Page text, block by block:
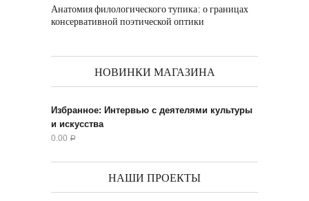
Анатомия филологического тупика: о границах
консервативной поэтической оптики
НОВИНКИ МАГАЗИНА
Избранное: Интервью с деятелями культуры
и искусства
0.00 Р
НАШИ ПРОЕКТЫ